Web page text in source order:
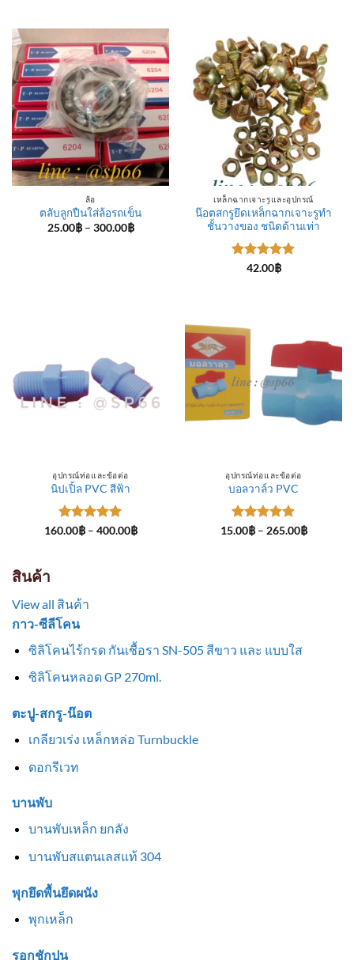
ล้อ
ตลับลูกปืนใส่ล้อรถเข็น
25.00฿ – 300.00฿Price
เหล็กฉากเจาะรูและอุปกรณ์
น๊อตสกรูยึดเหล็กฉากเจาะรูทำ
ชั้นวางของ ชนิดด้านเท่า
ให้คะแนน
42.00฿
อุปกรณ์ท่อและข้อต่อ
นิปเปิ้ล PVC สีฟ้า
ให้คะแนน
160.00฿ – 400.00฿Price
อุปกรณ์ท่อและข้อต่อ
บอลวาล์ว PVC
ให้คะแนน
15.00฿ – 265.00฿Price
สินค้า
View all สินค้า
กาว-ซีลีโคน
ซิลิโคนไร้กรด กันเชื้อรา SN-505 สีขาว และ แบบใส
ซิลิโคนหลอด GP 270ml.
ตะปู-สกรู-น๊อต
เกลียวเร่ง เหล็กหล่อ Turnbuckle
ดอกรีเวท
บานพับ
บานพับเหล็ก ยกลัง
บานพับสแตนเลสแท้ 304
พุกยึดพื้นยึดผนัง
พุกเหล็ก
รอกชักปูน